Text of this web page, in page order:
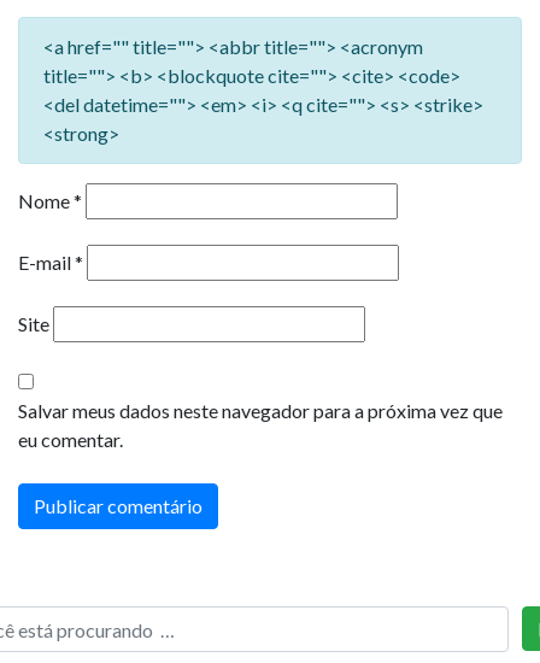
<a href="" title=""> <abbr title=""> <acronym
title=""> <b> <blockquote cite=""> <cite> <code>
<del datetime=""> <em> <i> <q cite=""> <s> <strike>
<strong>
Nome*
E-mail*
Site
Salvar meus dados neste navegador para a próxima vez que
eu comentar.